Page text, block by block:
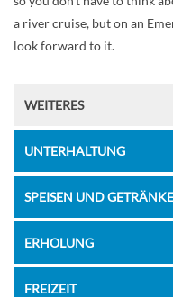
a river cruise, but on an
look forward to it.
WEITERES
UNTERHALTUNG
SPEISEN UND GETRÄNKE
ERHOLUNG
FREIZEIT